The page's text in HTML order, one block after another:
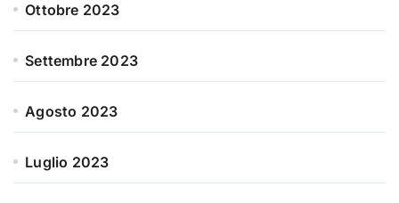
Ottobre 2023
Settembre 2023
Agosto 2023
Luglio 2023